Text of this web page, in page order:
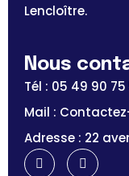
Lencloître.
Nous
Tél : 05 49 90 75
Mail :
Adresse : 22